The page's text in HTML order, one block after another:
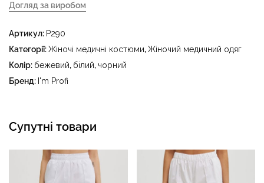
Догляд за виробом
прасувати за температури праски до 150 °C - не
відбілювати - суха чистка з використанням
тетрахлоретилену (перхлоретилену) та вуглеводів
температури до 40 °C
Артикул: P290
Категорії:Жіночі медичні костюми,Жіночий медичний одяг
Колір: бежевий, білий, чорний
Бренд: I'm Profi
Супутні товари